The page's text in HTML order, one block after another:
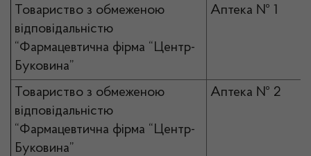
Товариство з обмеженою
відповідальністю
“Фармацевтична фірма “Центр-
Буковина”
Аптека № 1
Товариство з обмеженою
відповідальністю
“Фармацевтична фірма “Центр-
Буковина”
Аптека № 2